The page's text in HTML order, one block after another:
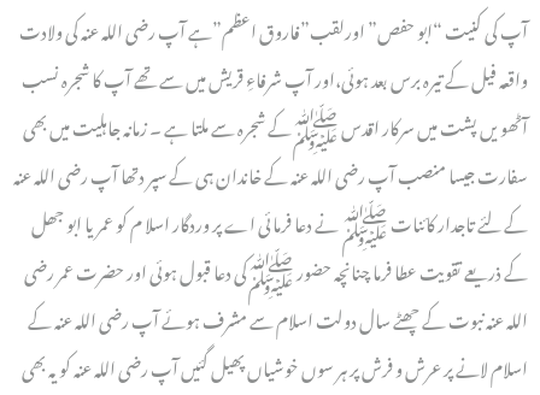
آپ کی کنیت “ابو حفص” اورلقب”فاروق اعظم”ہے آپ رضی اللہ عنہ کی ولادت
واقعہ فیل کے تیرہ برس بعد ہوئی،اور آپ شرفاءِ قریش میں سے تھے آپ کا شجرہ نسب
آٹھویں پشت میں سرکار اقدس ﷺکے شجرہ سے ملتا ہے ۔ زمانہ جاہلیت میں بھی
سفارت جیسا منصب آپ رضی اللہ عنہ کے خاندان ہی کے سپر دتھا آپ رضی اللہ عنہ
کے لئے تاجدار کائنات ﷺ نے دعا فرمائی اے پر وردگار اسلا م کو عمر یا ابو جھل
کے ذریعے تقویت عطا فرما چنانچہ حضور ﷺکی دعا قبول ہوئی اور حضرت عمر رضی
اللہ عنہ نبوت کے چھٹے سال دولت اسلام سے مشرف ہوئے آپ رضی اللہ عنہ کے
اسلام لانے پر عرش و فرش پر ہر سوں خوشیاں پھیل گئیں آپ رضی اللہ عنہ کو یہ بھی